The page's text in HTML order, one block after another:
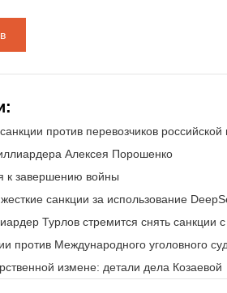
против перевозчиков российской
Алексея Порошенко
к завершению войны
санкции за использование
Турлов стремится снять санкции
против Международного уголовного
измене: детали дела Козаевой